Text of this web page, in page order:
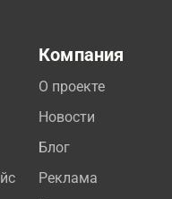
Компания
О проекте
Новости
Блог
Реклама